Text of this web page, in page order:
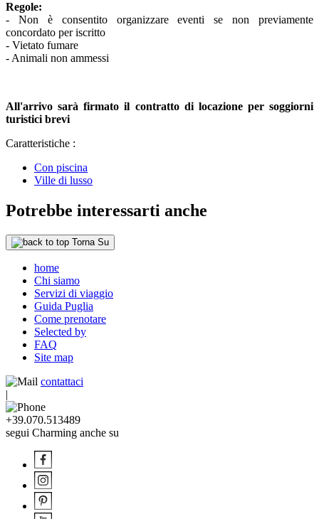
Regole:
- Non è consentito organizzare eventi se non previamente
concordato per iscritto
- Vietato fumare
- Animali non ammessi
All'arrivo sarà firmato il contratto di locazione per soggiorni
turistici brevi
Caratteristiche :
Con piscina
Ville di lusso
Potrebbe interessarti anche
Torna Su
home
Chi siamo
Servizi di viaggio
Guida Puglia
Come prenotare
Selected by
FAQ
Site map
contattaci
|
+39.070.513489
segui Charming anche su